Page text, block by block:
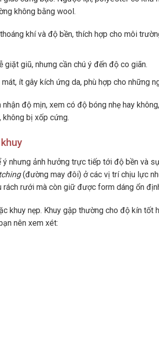
không bằng wool.
khí và độ bền, thích hợp cho môi
giặt giũ, nhưng cần chú ý đến độ co giãn.
ít gây kích ứng da, phù hợp cho những
độ mịn, xem có độ bóng nhẹ hay
bị xốp cứng.
nhưng ảnh hưởng trực tiếp tới độ bền và
(đường may đôi) ở các vị trí chịu lực
rách rưới mà còn giữ được form dáng ổn
khuy nẹp. Khuy gập thường cho độ kín tốt
nên xem xét: